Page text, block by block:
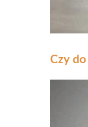
Czy